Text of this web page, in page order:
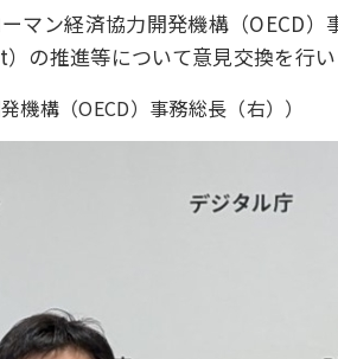
マン経済協力開発機構（OECD
推進等について意見交換を行い
機構（OECD）事務総長（右））